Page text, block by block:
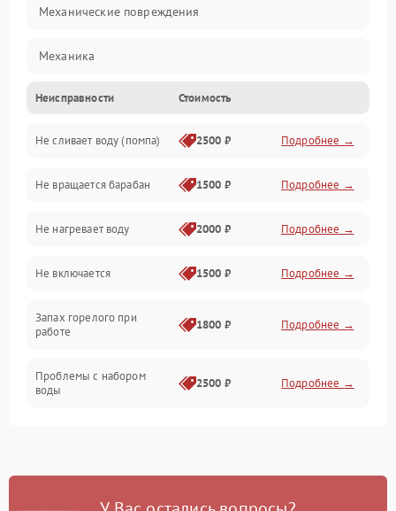
Механические повреждения
Механика
Электропитание
Водоснабжение
Слив
Программное обеспечение
Неисправности Стоимость
Не сливает воду (помпа) 2500 ₽ Подробнее →
Не вращается барабан 1500 ₽ Подробнее →
Не нагревает воду 2000 ₽ Подробнее →
Не включается 1500 ₽ Подробнее →
Запах горелого при
работе
1800 ₽ Подробнее →
Проблемы с набором
воды
2500 ₽ Подробнее →
Замена платы управления 2200 ₽ Подробнее →